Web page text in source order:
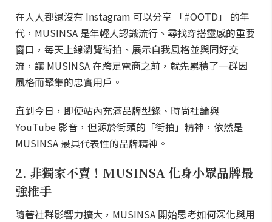
在人人都還沒有 Instagram 可以分享 「#OOTD」 的年
代，MUSINSA 是年輕人認識流行、尋找穿搭靈感的重要
窗口，每天上線瀏覽街拍、展示自我風格並與同好交
流，讓 MUSINSA 在跨足電商之前，就先累積了一群因
風格而聚集的忠實用戶。
直到今日，即便站內充滿品牌型錄、時尚社論與
YouTube 影音，但源於街頭的「街拍」精神，依然是
MUSINSA 最具代表性的品牌精神。
2. 非獨家不賣！MUSINSA 化身小眾品牌最
強推手
隨著社群影響力擴大，MUSINSA 開始思考如何深化與用